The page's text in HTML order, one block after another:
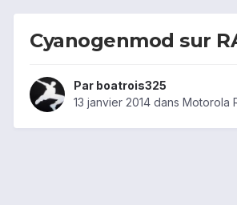
Cyanogenmod sur
Par boatrois325
13 janvier 2014 dans Motorola